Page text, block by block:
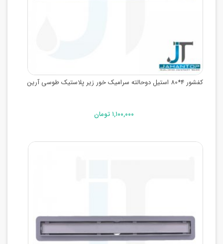
کفشور 4*80 استیل دوحالته سرامیک خور زیر پلاستیک طوسی آرین
۱,۱۰۰,۰۰۰ تومان